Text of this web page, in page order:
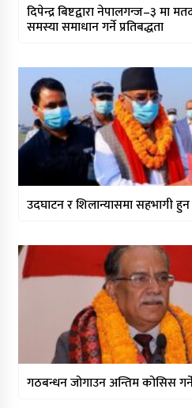
दिपेन्द्र बिष्टद्वारा नेपालगन्ज–३ मा
समस्या समाधान गर्ने प्रतिबद्धता
उदघाटन र शिलान्यासमा सहभागी
गठबन्धन जोगाउन अन्तिम कोसिस